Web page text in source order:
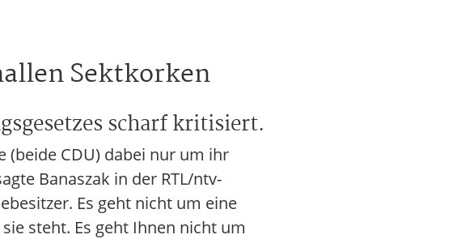
Sektkorken
scharf kritisiert.
(beide CDU) dabei nur um ihr
Banaszak in der RTL/ntv-
Es geht nicht um eine
steht. Es geht Ihnen nicht um